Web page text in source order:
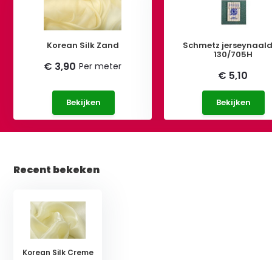
Korean Silk Zand
€ 3,90 Per meter
Bekijken
Schmetz
130/705H
€ 5,10
Bekijken
Recent bekeken
Korean Silk Creme